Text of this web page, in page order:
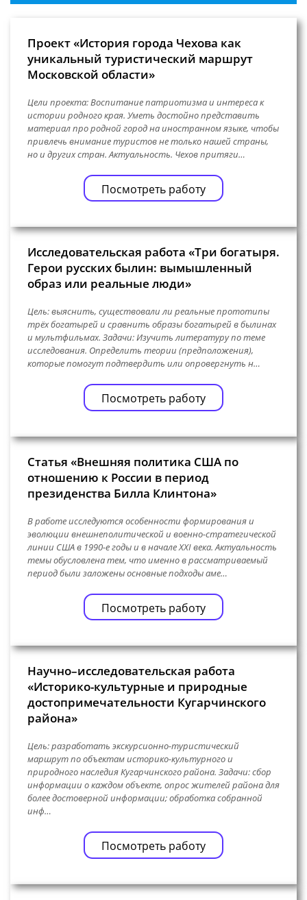
Проект «История города Чехова как
уникальный туристический маршрут
Московской области»
Цели проекта: Воспитание патриотизма и интереса к
истории родного края. Уметь достойно представить
материал про родной город на иностранном языке, чтобы
привлечь внимание туристов не только нашей страны,
но и других стран. Актуальность. Чехов притяги…
Посмотреть работу
Исследовательская работа «Три богатыря.
Герои русских былин: вымышленный
образ или реальные люди»
Цель: выяснить, существовали ли реальные прототипы
трёх богатырей и сравнить образы богатырей в былинах
и мультфильмах. Задачи: Изучить литературу по теме
исследования. Определить теории (предположения),
которые помогут подтвердить или опровергнуть н…
Посмотреть работу
Статья «Внешняя политика США по
отношению к России в период
президенства Билла Клинтона»
В работе исследуются особенности формирования и
эволюции внешнеполитической и военно-стратегической
линии США в 1990-е годы и в начале XXI века. Актуальность
темы обусловлена тем, что именно в рассматриваемый
период были заложены основные подходы аме…
Посмотреть работу
Научно–исследовательская работа
«Историко-культурные и природные
достопримечательности Кугарчинского
района»
Цель: разработать экскурсионно-туристический
маршрут по объектам историко-культурного и
природного наследия Кугарчинского района. Задачи: сбор
информации о каждом объекте, опрос жителей района для
более достоверной информации; обработка собранной
инф…
Посмотреть работу